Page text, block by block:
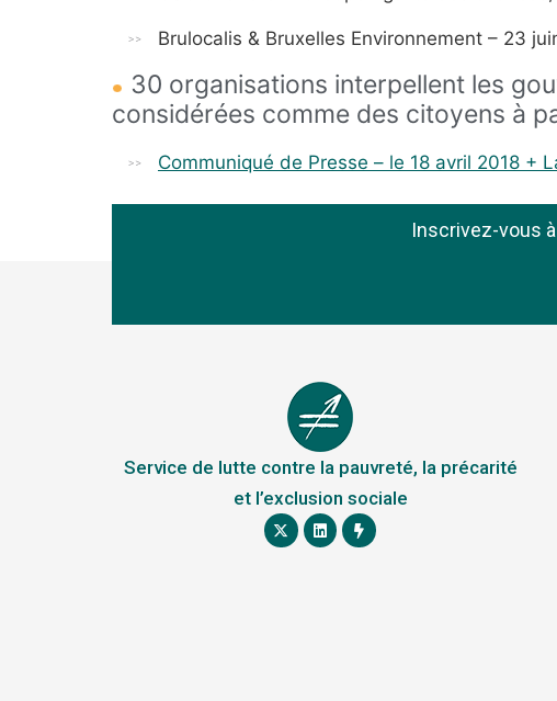
Brulocalis & Bruxelles Environnement – 23
30 organisations interpellent les
considérées comme des citoyens à
Communiqué de Presse – le 18 avril 2018 +
Inscrivez-vous
Service de lutte contre la pauvreté, la précarité
et l’exclusion sociale